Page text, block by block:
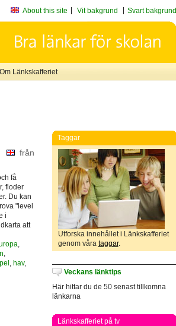
About this site Vit bakgrund Svart bakgrund
Om Länkskafferiet
från
få
floder
Du kan
"level
i
att
hav,
Taggar
Utforska innehållet i Länkskafferiet
genom våra taggar.
Veckans länktips
Här hittar du de 50 senast tillkomna
länkarna
Länkskafferiet på tv